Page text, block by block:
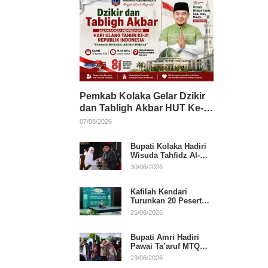
Pemkab Kolaka Gelar Dzikir
dan Tabligh Akbar HUT Ke-
81 RI, Hadirkan Dai Nasional
07/08/2026
Bupati Kolaka Hadiri
Wisuda Tahfidz Al-
Qur’an, Komitmen
30/06/2026
Kafilah Kendari
Turunkan 20 Peserta
pada Hari Pertama
25/06/2026
Bupati Amri Hadiri
Pawai Ta’aruf MTQ
XXXI Sultra, Beri
23/06/2026